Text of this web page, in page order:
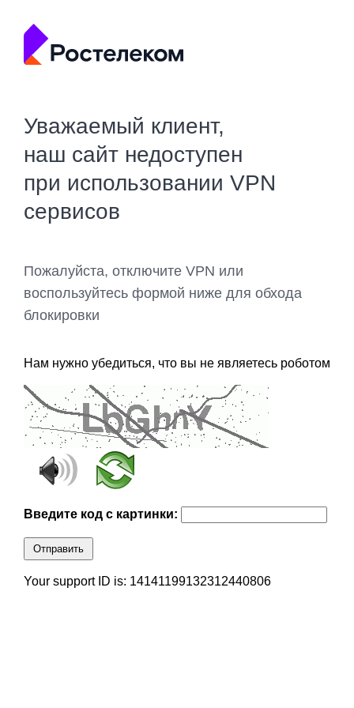
Уважаемый клиент,
наш сайт недоступен
при использовании VPN
сервисов
Пожалуйста, отключите VPN или
воспользуйтесь формой ниже для обхода
блокировки
Нам нужно убедиться, что вы не являетесь роботом
Введите код с картинки:
Отправить
Your support ID is: 14141199132312440806